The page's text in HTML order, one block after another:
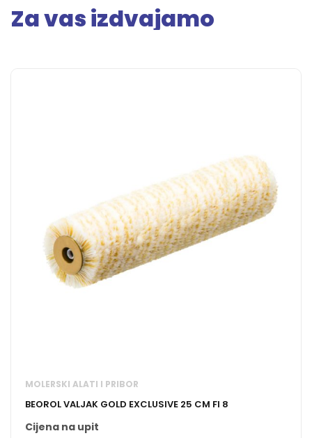
Za vas izdvajamo
MOLERSKI ALATI I PRIBOR
BEOROL VALJAK GOLD EXCLUSIVE 25 CM FI 8
Cijena na upit